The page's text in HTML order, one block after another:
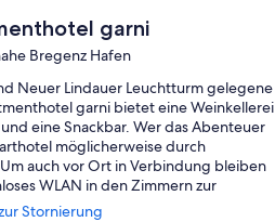
garni
Bregenz Hafen
Neuer Lindauer Leuchtturm gelegene
garni bietet eine Weinkellerei
eine Snackbar. Wer das Abenteuer
möglicherweise durch
auch vor Ort in Verbindung bleiben
WLAN in den Zimmern zur
Stornierung